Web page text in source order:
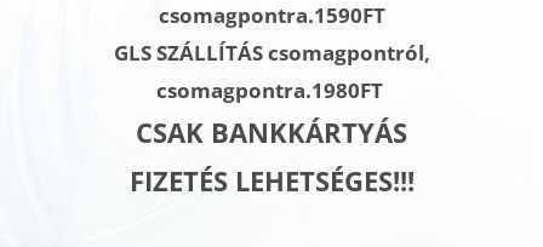
csomagpontra.1590FT
GLS SZÁLLÍTÁScsomagpontról,
csomagpontra.1980FT
CSAK BANKKÁRTYÁS
FIZETÉS LEHETSÉGES!!!